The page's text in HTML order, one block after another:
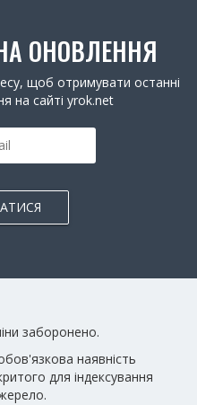
ОНОВЛЕННЯ
щоб отримувати останні
на сайті yrok.net
заборонено.
наявність
для індексування